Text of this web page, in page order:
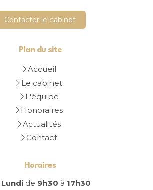
Contacter le cabinet
Plan du site
Accueil
Le cabinet
L'équipe
Honoraires
Actualités
Contact
Horaires
Lundide 9h30 à 17h30